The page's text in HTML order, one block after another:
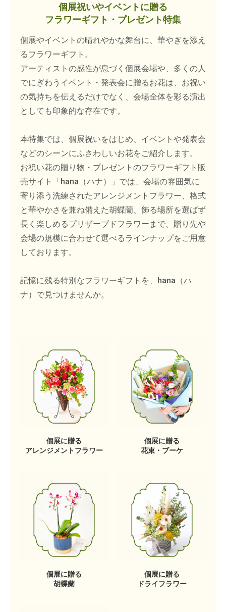
個展祝いやイベントに贈る
フラワーギフト・プレゼント特集
個展やイベントの晴れやかな舞台に、華やぎを添え
るフラワーギフト。
アーティストの感性が息づく個展会場や、多くの人
でにぎわうイベント・発表会に贈るお花は、お祝い
の気持ちを伝えるだけでなく、会場全体を彩る演出
としても印象的な存在です。
本特集では、個展祝いをはじめ、イベントや発表会
などのシーンにふさわしいお花をご紹介します。
お祝い花の贈り物・プレゼントのフラワーギフト販
売サイト「hana（ハナ）」では、会場の雰囲気に
寄り添う洗練されたアレンジメントフラワー、格式
と華やかさを兼ね備えた胡蝶蘭、飾る場所を選ばず
長く楽しめるプリザーブドフラワーまで、贈り先や
会場の規模に合わせて選べるラインナップをご用意
しております。
記憶に残る特別なフラワーギフトを、hana（ハ
ナ）で見つけませんか。
個展に贈る
アレンジメントフラワー
個展に贈る
花束・ブーケ
個展に贈る
胡蝶蘭
個展に贈る
ドライフラワー